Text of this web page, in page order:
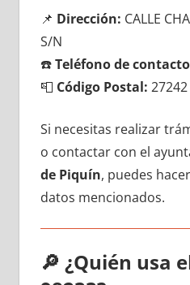
📌 Dirección: CALLE
S/N
☎️Teléfono dе
📮 Código Postal: 27242
Si necesitas realizar
ο contactar сοn el
dе Piquín, puedes
datos mencionados.
🔎 ¿Quién usa